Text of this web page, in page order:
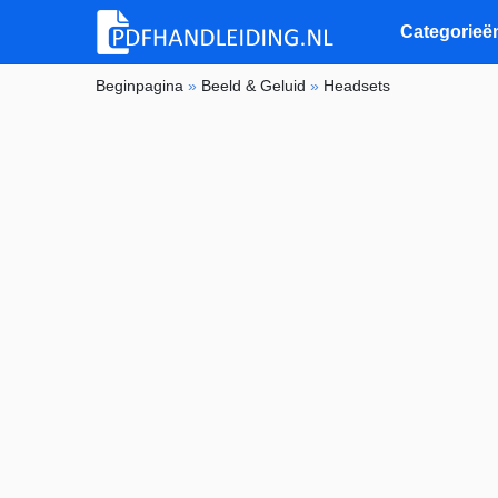
Beginpagina » Beeld & Geluid » Headsets